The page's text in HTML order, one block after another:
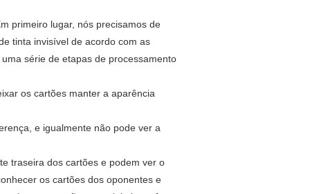
primeiro lugar, nós precisamos de
tinta invisível de acordo com as
série de etapas de processamento
os cartões manter a aparência
e igualmente não pode ver a
traseira dos cartões e podem ver o
os cartões dos oponentes e